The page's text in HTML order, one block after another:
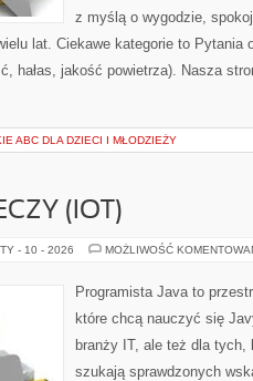
z myślą o wygodzie,
lat. Ciekawe kategorie to Pytania
hałas, jakość powietrza). Nasza
ABC DLA DZIECI I MŁODZIEŻY
(IOT)
- 10 - 2026 MOŻLIWOŚĆ
Programista Java to
które chcą nauczyć się
branży IT, ale też dla
szukają sprawdzonych